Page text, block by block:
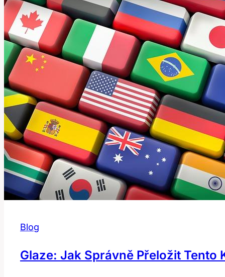
Blog
Glaze: Jak Správně Přeložit Tento